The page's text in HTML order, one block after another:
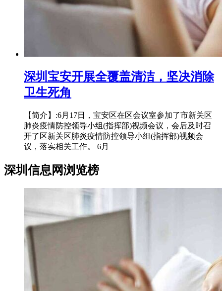
深圳宝安开展全覆盖清洁，坚决消除
卫生死角
【简介】:6月17日，宝安区在区会议室参加了市新关区
肺炎疫情防控领导小组(指挥部)视频会议，会后及时召
开了区新关区肺炎疫情防控领导小组(指挥部)视频会
议，落实相关工作。 6月
深圳信息网浏览榜